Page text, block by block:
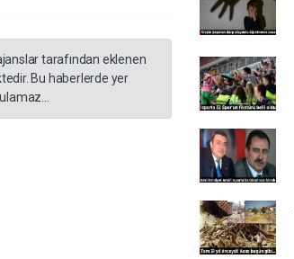
tarafından eklenen
Bu haberlerde yer